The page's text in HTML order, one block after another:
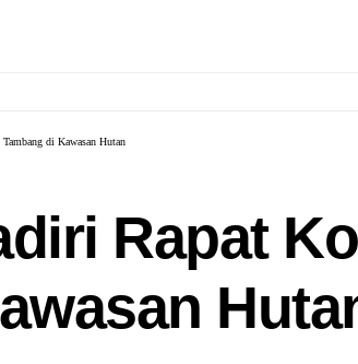
di Kawasan Hutan
Rapat